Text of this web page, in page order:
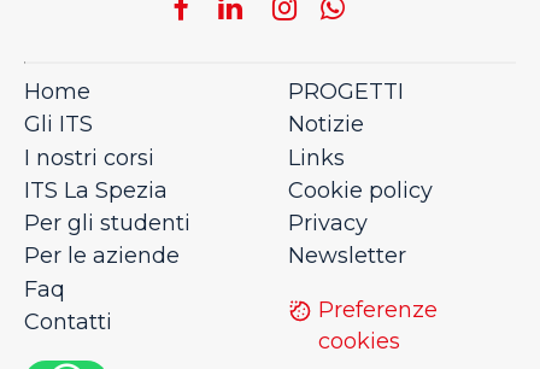
Home
Gli ITS
I nostri corsi
ITS La Spezia
Per gli studenti
Per le aziende
Faq
Contatti
PROGETTI
Notizie
Links
Cookie policy
Privacy
Newsletter
Preferenze
cookies